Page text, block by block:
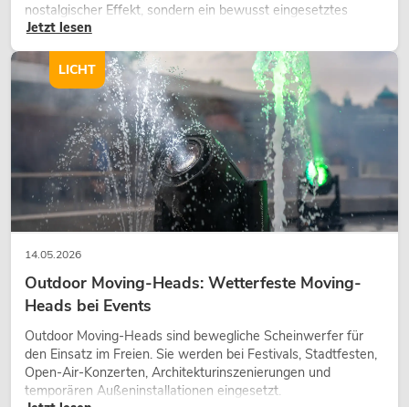
nostalgischer Effekt, sondern ein bewusst eingesetztes
Gestaltungsmittel: Es schafft Atmosphäre, gibt Szenen
wirken lassen.
Jetzt lesen
14.05.2026
Outdoor Moving-Heads: Wetterfeste Moving-
Heads bei Events
Outdoor Moving-Heads sind bewegliche Scheinwerfer für
den Einsatz im Freien. Sie werden bei Festivals, Stadtfesten,
Open-Air-Konzerten, Architekturinszenierungen und
temporären Außeninstallationen eingesetzt.
LICHT